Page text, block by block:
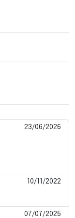
23/06/2026
10/11/2022
07/07/2025